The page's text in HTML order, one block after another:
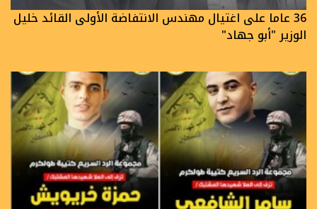
36 عاما على اغتيال مهندس الانتفاضة الأولى القائد خليل
الوزير "أبو جهاد"